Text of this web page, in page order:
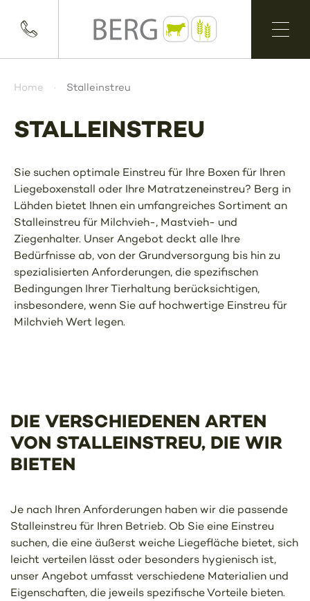
Home Stalleinstreu
STALLEINSTREU
Sie suchen optimale Einstreu für Ihre Boxen für Ihren
Liegeboxenstall oder Ihre Matratzeneinstreu? Berg in
Lähden bietet Ihnen ein umfangreiches Sortiment an
Stalleinstreu für Milchvieh-, Mastvieh- und
Ziegenhalter. Unser Angebot deckt alle Ihre
Bedürfnisse ab, von der Grundversorgung bis hin zu
spezialisierten Anforderungen, die spezifischen
Bedingungen Ihrer Tierhaltung berücksichtigen,
insbesondere, wenn Sie auf hochwertige Einstreu für
Milchvieh Wert legen.
DIE VERSCHIEDENEN ARTEN
VON STALLEINSTREU, DIE WIR
BIETEN
Je nach Ihren Anforderungen haben wir die passende
Stalleinstreu für Ihren Betrieb. Ob Sie eine Einstreu
suchen, die eine äußerst weiche Liegefläche bietet, sich
leicht verteilen lässt oder besonders hygienisch ist,
unser Angebot umfasst verschiedene Materialien und
Eigenschaften, die jeweils spezifische Vorteile bieten.